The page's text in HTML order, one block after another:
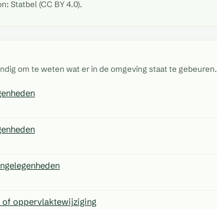
Statbel (CC BY 4.0).
om te weten wat er in de omgeving staat te gebeuren.
of oppervlaktewijziging